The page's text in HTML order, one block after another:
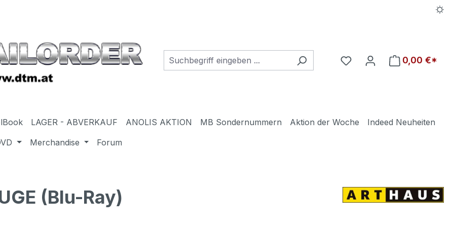
Du hast 0 Produkte auf
0,00 €*
LAGER - ABVERKAUF ANOLIS AKTION MB Sondernummern Aktion der Woche
Indeed Neuheiten
Merchandise Forum
(Blu-Ray)